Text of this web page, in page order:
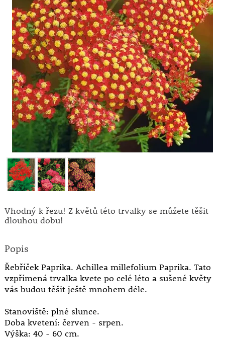
Vhodný k řezu! Z květů této trvalky se můžete těšit
dlouhou dobu!
Popis
Řebříček Paprika. Achillea millefolium Paprika. Tato
vzpřímená trvalka kvete po celé léto a sušené květy
vás budou těšit ještě mnohem déle.
Stanoviště: plné slunce.
Doba kvetení: červen - srpen.
Výška: 40 - 60 cm.